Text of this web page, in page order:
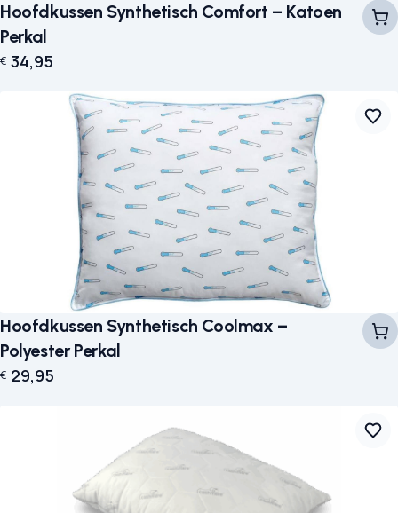
Hoofdkussen Synthetisch Comfort – Katoen
Perkal
€ 34,95
Hoofdkussen Synthetisch Coolmax –
Polyester Perkal
€ 29,95